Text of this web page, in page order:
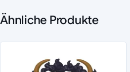
Ähnliche Produkte